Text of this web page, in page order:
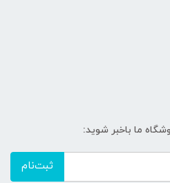
ما باخبر شوید:
ثبت‌نام